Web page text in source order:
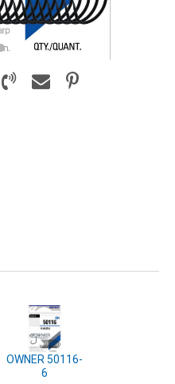
2
OWNER 50116-
6